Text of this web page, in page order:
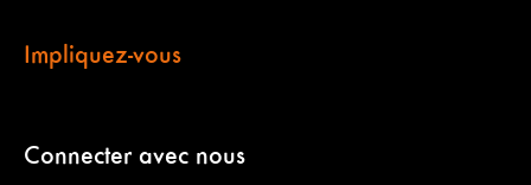
Impliquez-vous
Connecter avec nous